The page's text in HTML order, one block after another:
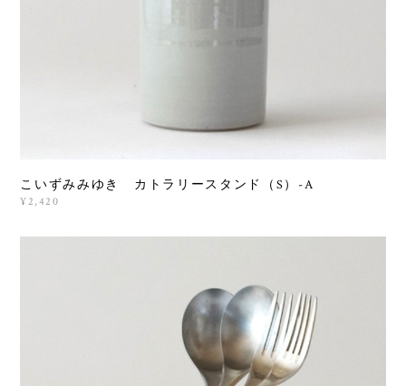
こいずみみゆき カトラリースタンド（S）-A
¥2,420